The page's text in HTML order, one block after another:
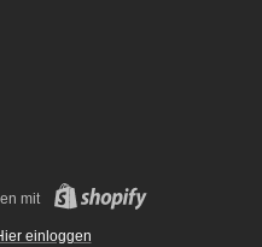
mit
einloggen